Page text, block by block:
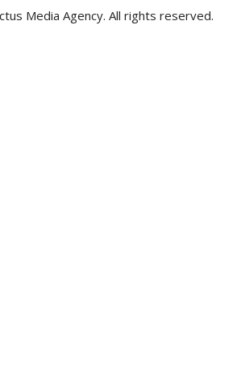
Media Agency. All rights reserved.